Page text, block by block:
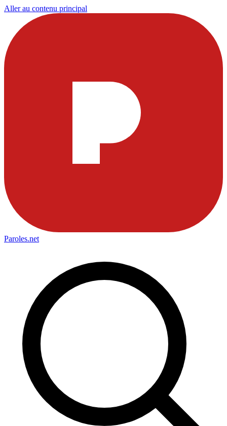
Aller au contenu principal
Paroles.net